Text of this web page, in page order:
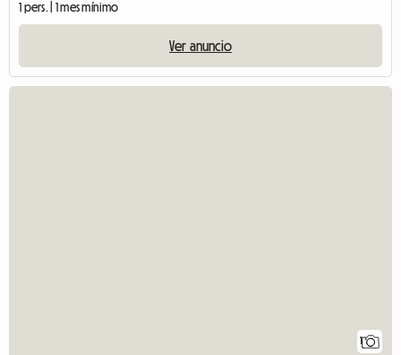
1 pers. | 1 mes mínimo
Ver anuncio
1